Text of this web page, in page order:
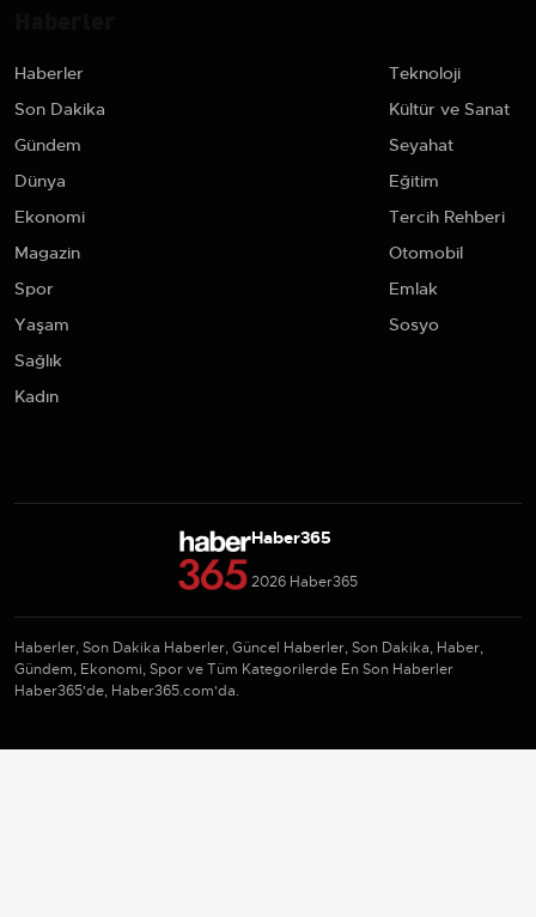
Haberler
Son Dakika
Gündem
Dünya
Ekonomi
Magazin
Spor
Yaşam
Sağlık
Kadın
Teknoloji
Kültür ve Sanat
Seyahat
Eğitim
Tercih Rehberi
Otomobil
Emlak
Sosyo
Haber365
2026 Haber365
Haberler, Son Dakika Haberler, Güncel Haberler, Son Dakika, Haber,
Gündem, Ekonomi, Spor ve Tüm Kategorilerde En Son Haberler
Haber365'de, Haber365.com'da.